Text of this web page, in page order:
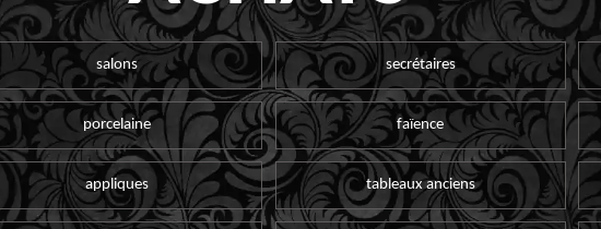
salons secrétaires
porcelaine faïence
appliques tableaux anciens